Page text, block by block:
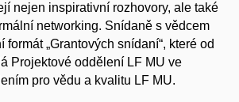
nejen inspirativní rozhovory, ale také
networking. Snídaně s vědcem
„Grantových snídaní“, které od
Projektové oddělení LF MU ve
pro vědu a kvalitu LF MU.